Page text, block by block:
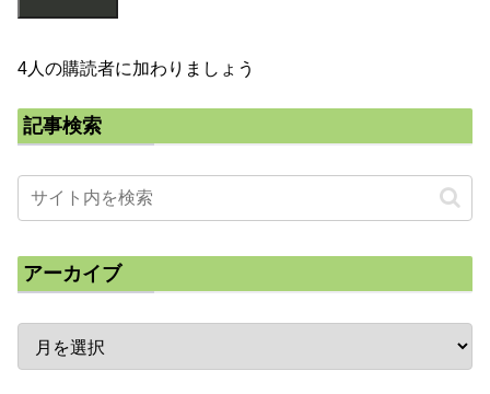
4人の購読者に加わりましょう
記事検索
アーカイブ